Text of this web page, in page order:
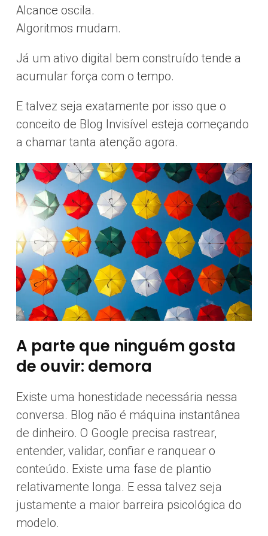
Alcance oscila.
Algoritmos mudam.
Já um ativo digital bem construído tende a
acumular força com o tempo.
E talvez seja exatamente por isso que o
conceito de Blog Invisível esteja começando
a chamar tanta atenção agora.
A parte que ninguém gosta
de ouvir: demora
Existe uma honestidade necessária nessa
conversa. Blog não é máquina instantânea
de dinheiro. O Google precisa rastrear,
entender, validar, confiar e ranquear o
conteúdo. Existe uma fase de plantio
relativamente longa. E essa talvez seja
justamente a maior barreira psicológica do
modelo.